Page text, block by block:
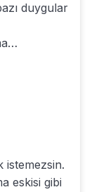
duygular
istemezsin.
eskisi gibi